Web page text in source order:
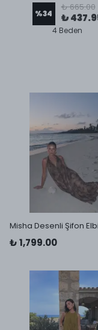
%34
₺ 665.00
₺
4 Beden
Misha Desenli Şifon
₺ 1,799.00